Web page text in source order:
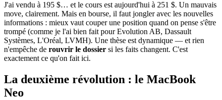
J'ai vendu à 195 $… et le cours est aujourd'hui à 251 $. Un mauvais
move, clairement. Mais en bourse, il faut jongler avec les nouvelles
informations : mieux vaut couper une position quand on pense s'être
trompé (comme je l'ai bien fait pour Evolution AB, Dassault
Systèmes, L'Oréal, LVMH). Une thèse est dynamique — et rien
n'empêche de rouvrir le dossier si les faits changent. C'est
exactement ce qu'on fait ici.
La deuxième révolution : le MacBook
Neo